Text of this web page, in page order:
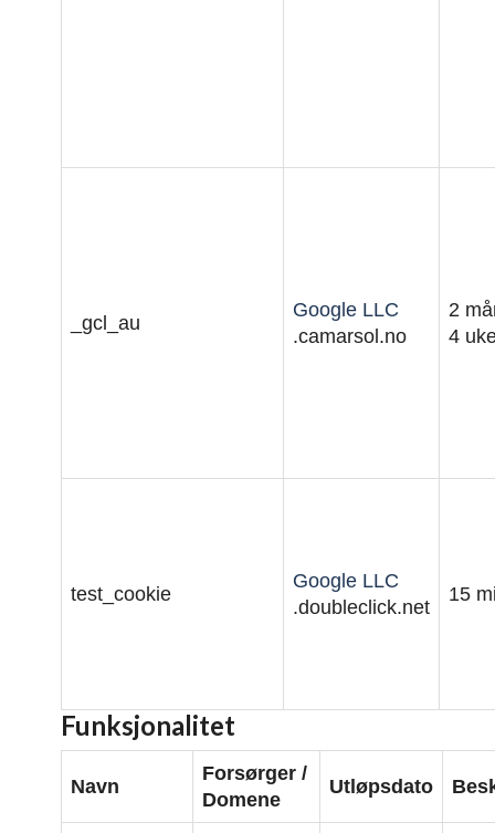
_gcl_au
Google LLC
.camarsol.no
2
4
test_cookie
Google LLC
.doubleclick.net
15
Funksjonalitet
Navn
Forsørger /
Domene
Utløpsdato